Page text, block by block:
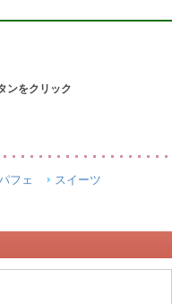
ンをクリック
フェ
スイーツ